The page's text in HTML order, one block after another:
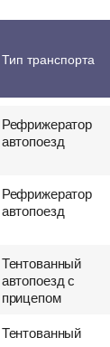
Тип транспорта
Автоперевозка
контейнера
Рефрижератор
автопоезд
Рефрижератор
автопоезд
Тентованный
автопоезд с
прицепом
Тентованный